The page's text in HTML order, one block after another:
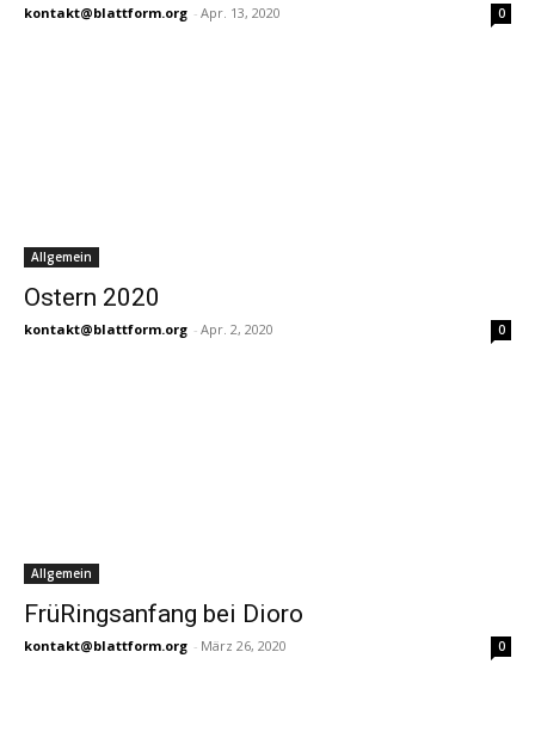
kontakt@blattform.org - Apr. 13, 2020 0
Allgemein
Ostern 2020
kontakt@blattform.org - Apr. 2, 2020 0
Allgemein
FrüRingsanfang bei Dioro
kontakt@blattform.org - März 26, 2020 0